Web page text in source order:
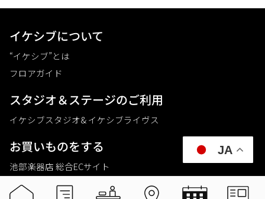
イケシブについて
“イケシブ”とは
フロアガイド
スタジオ＆ステージのご利⽤
イケシブスタジオ& イケシブライヴス
お買いものをする
池部楽器店 総合ECサイト
池部楽器店 店舗一覧
JA